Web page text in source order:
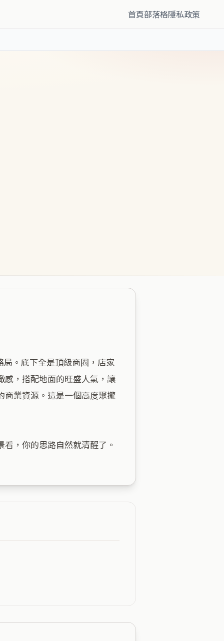
首頁部落格隱私政策
感，搭配地面的旺盛人氣，讓
商業資源。這是一個高度聚攏
，你的思路自然就清醒了。